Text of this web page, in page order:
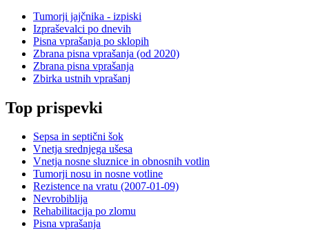
Tumorji jajčnika - izpiski
Izpraševalci po dnevih
Pisna vprašanja po sklopih
Zbrana pisna vprašanja (od 2020)
Zbrana pisna vprašanja
Zbirka ustnih vprašanj
Top prispevki
Sepsa in septični šok
Vnetja srednjega ušesa
Vnetja nosne sluznice in obnosnih votlin
Tumorji nosu in nosne votline
Rezistence na vratu (2007-01-09)
Nevrobiblija
Rehabilitacija po zlomu
Pisna vprašanja